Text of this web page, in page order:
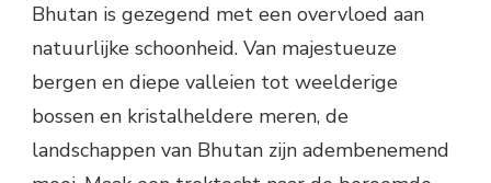
Bhutan is gezegend met een overvloed aan
natuurlijke schoonheid. Van majestueuze
bergen en diepe valleien tot weelderige
bossen en kristalheldere meren, de
landschappen van Bhutan zijn adembenemend